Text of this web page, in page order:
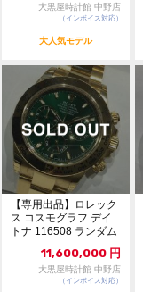
大黒屋時計館 中野店
（インボイス対応）
大人気モデル
【専用出品】ロレック
ス コスモグラフ デイ
トナ 116508 ランダム
11,600,000 円
大黒屋時計館 中野店
（インボイス対応）